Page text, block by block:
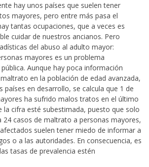
hay unos países que suelen tener
mayores, pero entre más pasa el
tantas ocupaciones, que a veces es
cuidar de nuestros ancianos. Pero
del abuso al adulto mayor:
mayores es un problema
Aunque hay poca información
en la población de edad avanzada,
países en desarrollo, se calcula que 1 de
ha sufrido malos tratos en el último
la cifra esté subestimada, puesto que solo
24 casos de maltrato a personas mayores,
suelen tener miedo de informar a
o a las autoridades. En consecuencia, es
tasas de prevalencia estén